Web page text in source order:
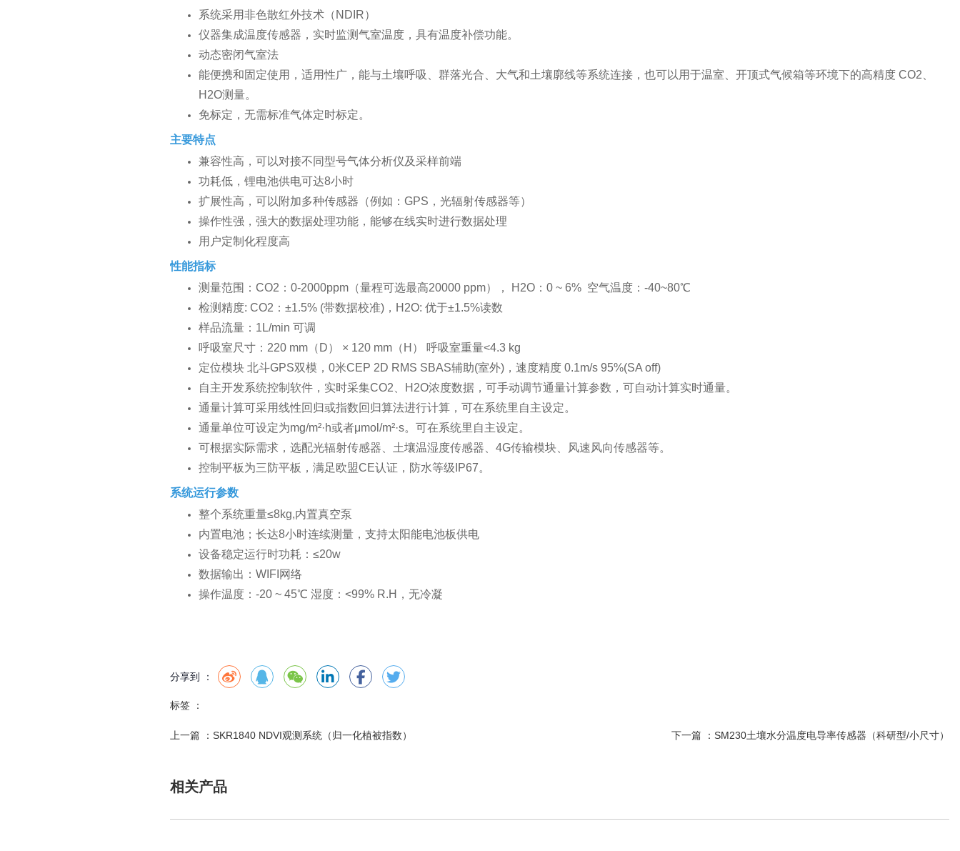
系统采用非色散红外技术（NDIR）
仪器集成温度传感器，实时监测气室温度，具有温度补偿功能。
动态密闭气室法
能便携和固定使用，适用性广，能与土壤呼吸、群落光合、大气和土壤廓线等系统连接，也可以用于温室、开顶式气候箱等环境下的高精度 CO2、
H2O测量。
免标定，无需标准气体定时标定。
主要特点
兼容性高，可以对接不同型号气体分析仪及采样前端
功耗低，锂电池供电可达8小时
扩展性高，可以附加多种传感器（例如：GPS，光辐射传感器等）
操作性强，强大的数据处理功能，能够在线实时进行数据处理
用户定制化程度高
性能指标
测量范围：CO2：0-2000ppm（量程可选最高20000 ppm）， H2O：0 ~ 6% 空气温度：-40~80℃
检测精度: CO2：±1.5% (带数据校准)，H2O: 优于±1.5%读数
样品流量：1L/min 可调
呼吸室尺寸：220 mm（D） × 120 mm（H） 呼吸室重量<4.3 kg
定位模块 北斗GPS双模，0米CEP 2D RMS SBAS辅助(室外)，速度精度 0.1m/s 95%(SA off)
自主开发系统控制软件，实时采集CO2、H2O浓度数据，可手动调节通量计算参数，可自动计算实时通量。
通量计算可采用线性回归或指数回归算法进行计算，可在系统里自主设定。
通量单位可设定为mg/m²·h或者μmol/m²·s。可在系统里自主设定。
可根据实际需求，选配光辐射传感器、土壤温湿度传感器、4G传输模块、风速风向传感器等。
控制平板为三防平板，满足欧盟CE认证，防水等级IP67。
系统运行参数
整个系统重量≤8kg,内置真空泵
内置电池；长达8小时连续测量，支持太阳能电池板供电
设备稳定运行时功耗：≤20w
数据输出：WIFI网络
操作温度：-20 ~ 45℃ 湿度：<99% R.H，无冷凝
分享到 ：
标签 ：
上一篇 ：SKR1840 NDVI观测系统（归一化植被指数） 下一篇 ： SM230土壤水分温度电导率传感器（科研型/小尺寸）
相关产品